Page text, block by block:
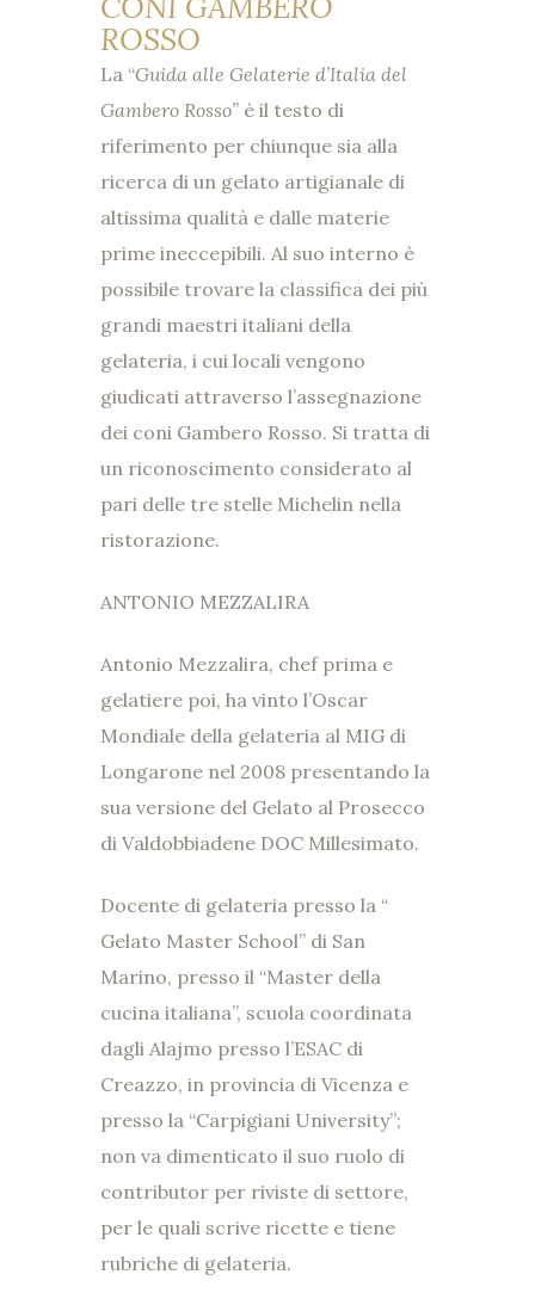
ROSSO
La “Guida alle Gelaterie d’Italia del
Gambero Rosso” è il testo di
riferimento per chiunque sia alla
ricerca di un gelato artigianale di
altissima qualità e dalle materie
prime ineccepibili. Al suo interno è
possibile trovare la classifica dei più
grandi maestri italiani della
gelateria, i cui locali vengono
giudicati attraverso l’assegnazione
dei coni Gambero Rosso. Si tratta di
un riconoscimento considerato al
pari delle tre stelle Michelin nella
ristorazione.
ANTONIO MEZZALIRA
Antonio Mezzalira, chef prima e
gelatiere poi, ha vinto l’Oscar
Mondiale della gelateria al MIG di
Longarone nel 2008 presentando la
sua versione del Gelato al Prosecco
di Valdobbiadene DOC Millesimato.
Docente di gelateria presso la “
Gelato Master School” di San
Marino, presso il “Master della
cucina italiana”, scuola coordinata
dagli Alajmo presso l’ESAC di
Creazzo, in provincia di Vicenza e
presso la “Carpigiani University”;
non va dimenticato il suo ruolo di
contributor per riviste di settore,
per le quali scrive ricette e tiene
rubriche di gelateria.